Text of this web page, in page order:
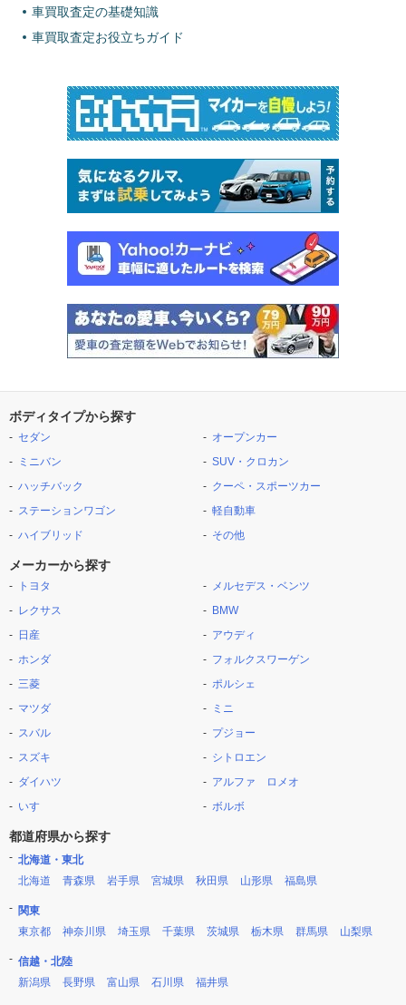
車買取査定の基礎知識
車買取査定お役立ちガイド
ボディタイプから探す
セダン
ミニバン
ハッチバック
ステーションワゴン
ハイブリッド
オープンカー
SUV・クロカン
クーペ・スポーツカー
軽自動車
その他
メーカーから探す
トヨタ
レクサス
日産
ホンダ
三菱
マツダ
スバル
スズキ
ダイハツ
いすゞ
メルセデス・ベンツ
BMW
アウディ
フォルクスワーゲン
ポルシェ
ミニ
プジョー
シトロエン
アルファ ロメオ
ボルボ
都道府県から探す
北海道・東北
北海道
青森県 岩手県 宮城県 秋田県 山形県 福島県
関東
東京都
神奈川県 埼玉県 千葉県 茨城県 栃木県 群馬県 山梨県
信越・北陸
新潟県
長野県 富山県 石川県 福井県